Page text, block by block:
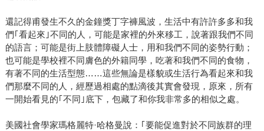
還記得甫發生不久的金鐘獎丁字褲風波，生活中有許許多多和我
們｢看起來｣不同的人，可能是家裡的外來移工，說著跟我們不同
的語言；可能是街上肢體障礙人士，用和我們不同的姿勢行動；
也可能是學校裡不同膚色的外籍同學，吃著和我們不同的食物，
有著不同的生活型態……這些無論是樣貌或生活行為看起來和我
們那麼不同的人，經歷過相處的點滴後其實會發現，原來，所有
一開始看見的｢不同｣底下，包藏了和你我非常多的相似之處。
美國社會學家瑪格麗特·哈格曼說：｢要能促進對於不同族群的理